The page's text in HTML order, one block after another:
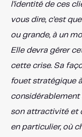
l’identité de ces
vous dire, c’est
ou grande, à un
Elle devra gérer
cette crise. Sa
fouet stratégique
considérablement
son attractivité et
en particulier, où